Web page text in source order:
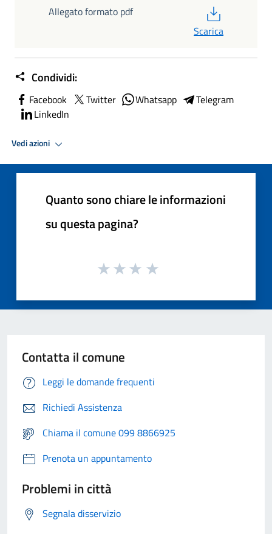
Allegato formato pdf
Scarica
Condividi:
Facebook Twitter Whatsapp
Telegram
LinkedIn
Vedi azioni
Quanto sono chiare le informazioni
su questa pagina?
Contatta il comune
Leggi le domande frequenti
Richiedi Assistenza
Chiama il comune 099 8866925
Prenota un appuntamento
Problemi in città
Segnala disservizio